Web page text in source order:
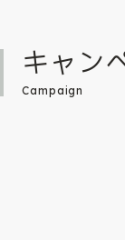
キャン
Campaign